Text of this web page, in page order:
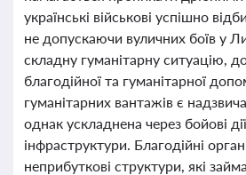
українські військові успішно
не допускаючи вуличних боїв у
складну гуманітарну ситуацію,
благодійної та гуманітарної
гуманітарних вантажів є
однак ускладнена через бойові
інфраструктури. Благодійні
неприбуткові структури, які